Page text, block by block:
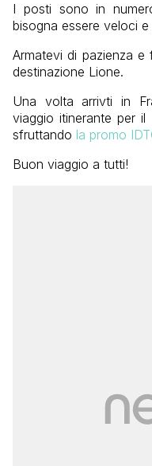
I posti sono in
bisogna essere veloci
Armatevi di pazienza
destinazione Lione.
Una volta arrivti in
viaggio itinerante per
sfruttando la promo
Buon viaggio a tutti!